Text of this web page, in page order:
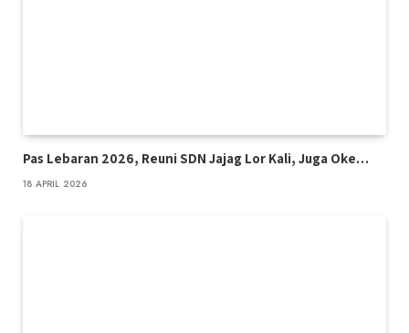
Pas Lebaran 2026, Reuni SDN Jajag Lor Kali, Juga Oke…
18 APRIL 2026